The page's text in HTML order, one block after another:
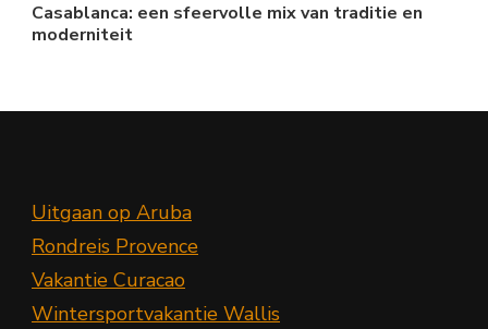
Casablanca: een sfeervolle mix van traditie en
moderniteit
Uitgaan op Aruba
Rondreis Provence
Vakantie Curacao
Wintersportvakantie Wallis